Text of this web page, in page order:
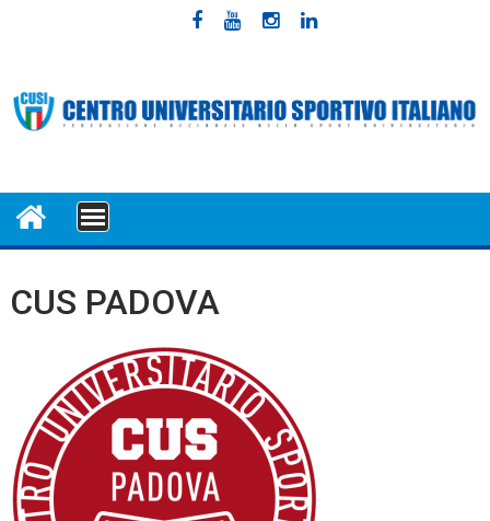
MENU
CUS PADOVA